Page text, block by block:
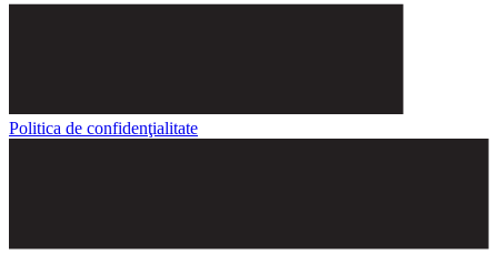
Politica de confidenţialitate